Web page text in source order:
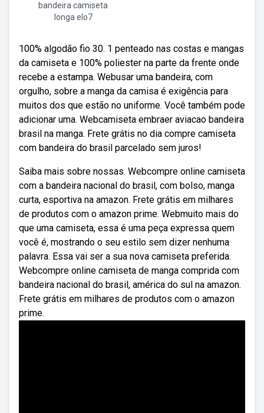
bandeira camiseta
longa elo7
100% algodão fio 30. 1 penteado nas costas e mangas
da camiseta e 100% poliester na parte da frente onde
recebe a estampa. Webusar uma bandeira, com
orgulho, sobre a manga da camisa é exigência para
muitos dos que estão no uniforme. Você também pode
adicionar uma. Webcamiseta embraer aviacao bandeira
brasil na manga. Frete grátis no dia compre camiseta
com bandeira do brasil parcelado sem juros!
Saiba mais sobre nossas. Webcompre online camiseta
com a bandeira nacional do brasil, com bolso, manga
curta, esportiva na amazon. Frete grátis em milhares
de produtos com o amazon prime. Webmuito mais do
que uma camiseta, essa é uma peça expressa quem
você é, mostrando o seu estilo sem dizer nenhuma
palavra. Essa vai ser a sua nova camiseta preferida.
Webcompre online camiseta de manga comprida com
bandeira nacional do brasil, américa do sul na amazon.
Frete grátis em milhares de produtos com o amazon
prime.